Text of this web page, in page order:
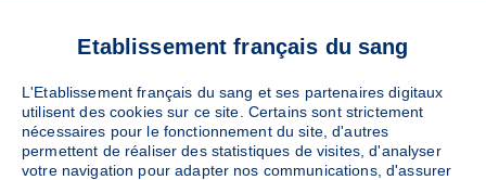
Etablissement français du sang
L'Etablissement français du sang et ses partenaires digitaux
utilisent des cookies sur ce site. Certains sont strictement
nécessaires pour le fonctionnement du site, d'autres
permettent de réaliser des statistiques de visites, d'analyser
votre navigation pour adapter nos communications, d'assurer